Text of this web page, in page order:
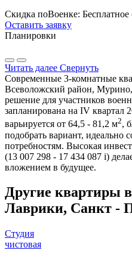
Скидка поВоенке:
Оставить заявку
Планировки
Читать далее Свернуть
Современные 3-комнатные
Всеволожский район,
решение для участников
запланирована на IV квартал
варьируется от 64,5 - 81,2 м2,
подобрать вариант,
потребностям. Высокая
(13 007 298 - 17 434 087 i)
вложением в будущее.
Другие квартиры
Лаврики, Санкт -
Студия
чистовая